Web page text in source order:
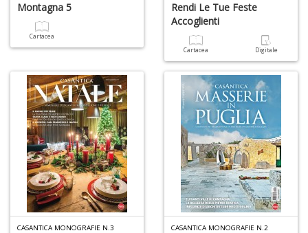
Montagna 5
Cartacea
Rendi Le Tue Feste
Accoglienti
Cartacea Digitale
CASANTICA MONOGRAFIE N.3 CASANTICA MONOGRAFIE N.2